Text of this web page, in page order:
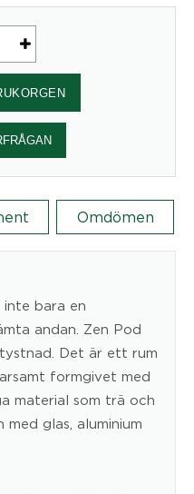
Omdömen
inte bara en
andan. Zen Pod
Det är ett rum
formgivet med
material som trä och
glas, aluminium